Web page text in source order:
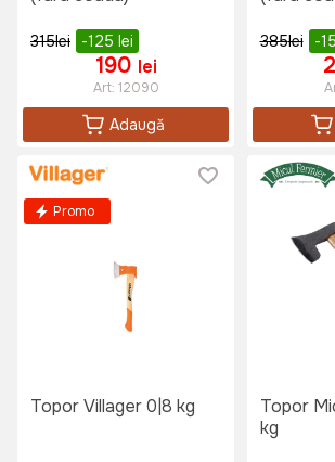
315lei -125 lei
190 lei
Art: 12090
Adaugă
385lei -
Promo
Topor Villager 0|8 kg
Topor
kg